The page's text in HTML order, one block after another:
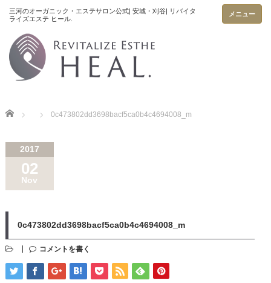
メニュー
Home 0c473802dd3698bacf5ca0b4c4694008_m
2017
02
Nov
0c473802dd3698bacf5ca0b4c4694008_m
コメントを書く